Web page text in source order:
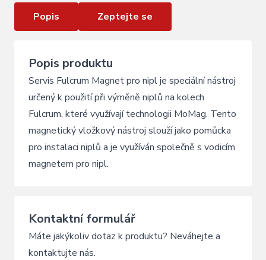
Popis Zeptejte se
Popis produktu
Servis Fulcrum Magnet pro nipl je speciální nástroj
určený k použití při výměně niplů na kolech
Fulcrum, které využívají technologii MoMag. Tento
magnetický vložkový nástroj slouží jako pomůcka
pro instalaci niplů a je využíván společně s vodicím
magnetem pro nipl.
Kontaktní formulář
Máte jakýkoliv dotaz k produktu? Neváhejte a
kontaktujte nás.